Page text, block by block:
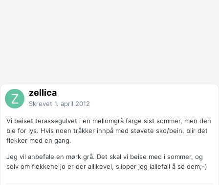
zellica
Skrevet 1. april 2012
Vi beiset terassegulvet i en mellomgrå farge sist sommer, men den
ble for lys. Hvis noen tråkker innpå med støvete sko/bein, blir det
flekker med en gang.
Jeg vil anbefale en mørk grå. Det skal vi beise med i sommer, og
selv om flekkene jo er der allikevel, slipper jeg iallefall å se dem;-)